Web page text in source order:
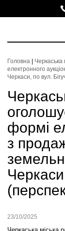
Головна
Черкаська
електронного
Черкаси, по вул.
формі
з
23/10/2025